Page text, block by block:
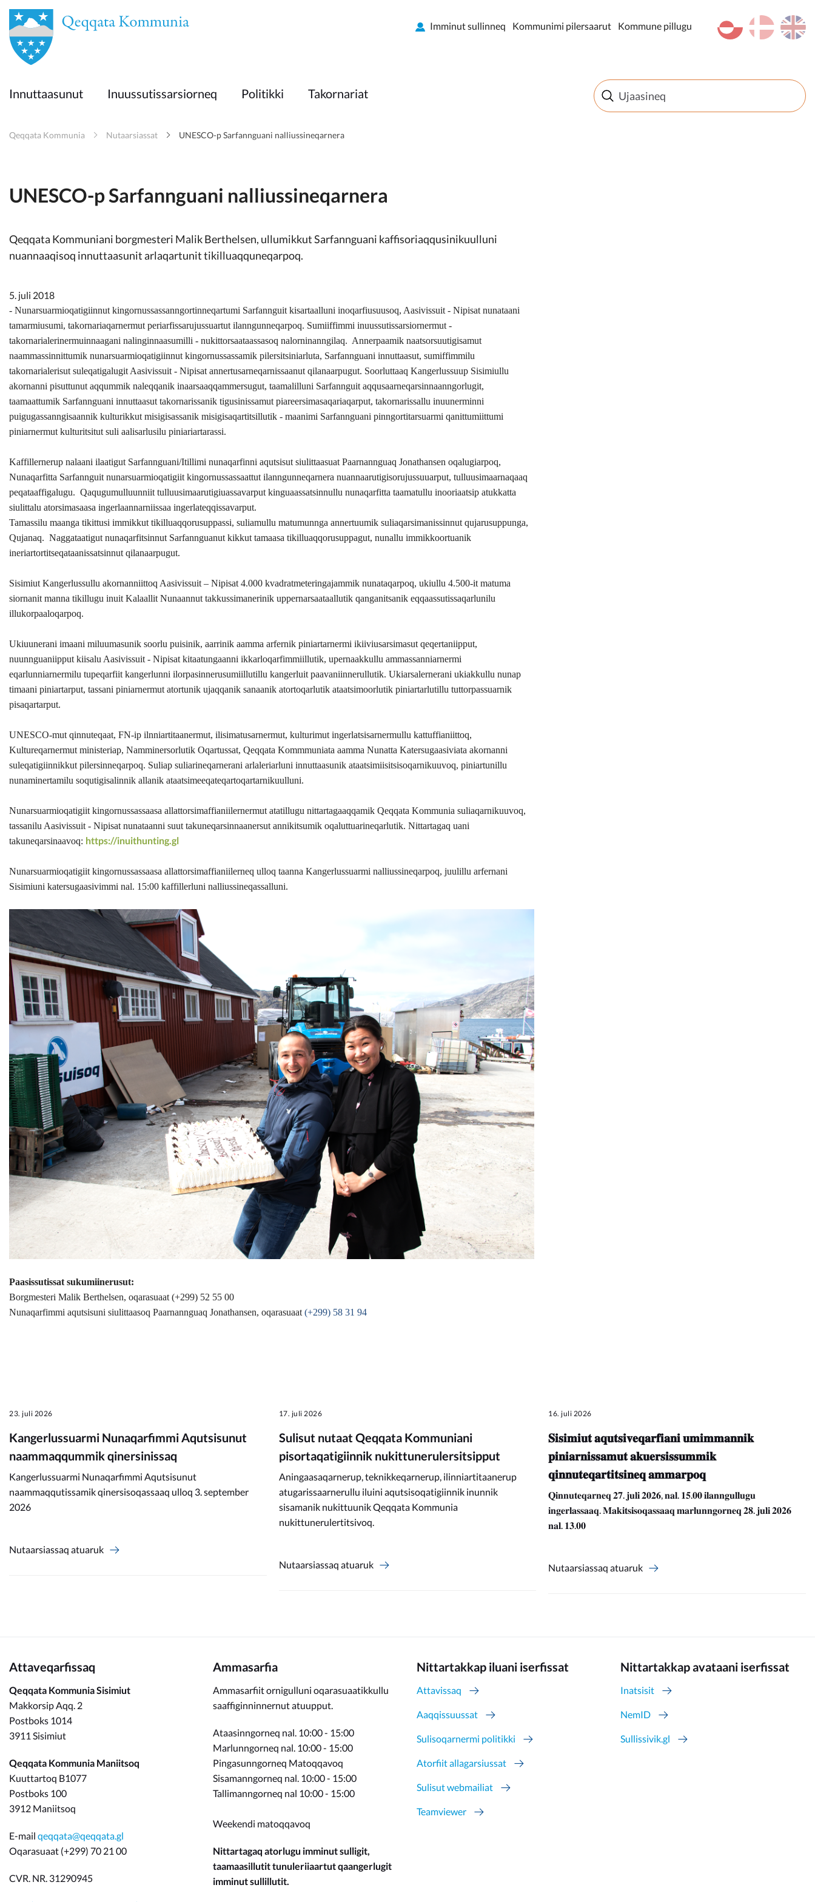
en
Innuttaasunut
Politikki
Imminut sullinneq
Kommune pillugu
en
da
kl-GL
Imminut sullinneq Kommunimi pilersaarut Kommune pillugu
Innuttaasunut Inuussutissarsiorneq Politikki Takornariat
Qeqqata Kommunia Nutaarsiassat UNESCO-p Sarfannguani nalliussineqarnera
UNESCO-p Sarfannguani nalliussineqarnera
Qeqqata Kommuniani borgmesteri Malik Berthelsen, ullumikkut Sarfannguani kaffisoriaqqusinikuulluni
nuannaaqisoq innuttaasunit arlaqartunit tikilluaqquneqarpoq.
5. juli 2018
- Nunarsuarmioqatigiinnut kingornussassanngortinneqartumi Sarfannguit kisartaalluni inoqarfiusuusoq, Aasivissuit - Nipisat nunataani
tamarmiusumi, takornariaqarnermut periarfissarujussuartut ilanngunneqarpoq. Sumiiffimmi inuussutissarsiornermut -
takornarialerinermuinnaagani nalinginnaasumilli - nukittorsaataassasoq nalorninanngilaq. Annerpaamik naatsorsuutigisamut
naammassinnittumik nunarsuarmioqatigiinnut kingornussassamik pilersitsiniarluta, Sarfannguani innuttaasut, sumiffimmilu
takornarialerisut suleqatigalugit Aasivissuit - Nipisat annertusarneqarnissaanut qilanaarpugut. Soorluttaaq Kangerlussuup Sisimiullu
akornanni pisuttunut aqqummik naleqqanik inaarsaaqqammersugut, taamalilluni Sarfannguit aqqusaarneqarsinnaanngorlugit,
taamaattumik Sarfannguani innuttaasut takornarissanik tigusinissamut piareersimasaqariaqarput, takornarissallu inuunerminni
puigugassanngisaannik kulturikkut misigisassanik misigisaqartitsillutik - maanimi Sarfannguani pinngortitarsuarmi qanittumiittumi
piniarnermut kulturitsitut suli aalisarlusilu piniariartarassi.
Kaffillernerup nalaani ilaatigut Sarfannguani/Itillimi nunaqarfinni aqutsisut siulittaasuat Paarnannguaq Jonathansen oqalugiarpoq,
Nunaqarfitta Sarfannguit nunarsuarmioqatigiit kingornussassaattut ilanngunneqarnera nuannaarutigisorujussuuarput, tulluusimaarnaqaaq
peqataaffigalugu. Qaqugumulluunniit tulluusimaarutigiuassavarput kinguaassatsinnullu nunaqarfitta taamatullu inooriaatsip atukkatta
siulittalu atorsimasaasa ingerlaannarniissaa ingerlateqqissavarput.
Tamassilu maanga tikittusi immikkut tikilluaqqorusuppassi, suliamullu matumunnga annertuumik suliaqarsimanissinnut qujarusuppunga,
Qujanaq. Naggataatigut nunaqarfitsinnut Sarfannguanut kikkut tamaasa tikilluaqqorusuppagut, nunallu immikkoortuanik
ineriartortitseqataanissatsinnut qilanaarpugut.
Sisimiut Kangerlussullu akornanniittoq Aasivissuit – Nipisat 4.000 kvadratmeteringajammik nunataqarpoq, ukiullu 4.500-it matuma
siornanit manna tikillugu inuit Kalaallit Nunaannut takkussimanerinik uppernarsaataallutik qanganitsanik eqqaassutissaqarlunilu
illukorpaaloqarpoq.
Ukiuunerani imaani miluumasunik soorlu puisinik, aarrinik aamma arfernik piniartarnermi ikiiviusarsimasut qeqertaniipput,
nuunnguaniipput kiisalu Aasivissuit - Nipisat kitaatungaanni ikkarloqarfimmiillutik, upernaakkullu ammassanniarnermi
eqarlunniarnermilu tupeqarfiit kangerlunni ilorpasinnerusumiillutillu kangerluit paavaniinnerullutik. Ukiarsalernerani ukiakkullu nunap
timaani piniartarput, tassani piniarnermut atortunik ujaqqanik sanaanik atortoqarlutik ataatsimoorlutik piniartarlutillu tuttorpassuarnik
pisaqartarput.
UNESCO-mut qinnuteqaat, FN-ip ilnniartitaanermut, ilisimatusarnermut, kulturimut ingerlatsisarnermullu kattuffianiittoq,
Kultureqarnermut ministeriap, Namminersorlutik Oqartussat, Qeqqata Kommmuniata aamma Nunatta Katersugaasiviata akornanni
suleqatigiinnikkut pilersinneqarpoq. Suliap suliarineqarnerani arlaleriarluni innuttaasunik ataatsimiisitsisoqarnikuuvoq, piniartunillu
nunaminertamilu soqutigisalinnik allanik ataatsimeeqateqartoqartarnikuulluni.
Nunarsuarmioqatigiit kingornussassaasa allattorsimaffianiilernermut atatillugu nittartagaaqqamik Qeqqata Kommunia suliaqarnikuuvoq,
tassanilu Aasivissuit - Nipisat nunataanni suut takuneqarsinnaanersut annikitsumik oqaluttuarineqarlutik. Nittartagaq uani
takuneqarsinaavoq: https://inuithunting.gl
Nunarsuarmioqatigiit kingornussassaasa allattorsimaffianiilerneq ulloq taanna Kangerlussuarmi nalliussineqarpoq, juulillu arfernani
Sisimiuni katersugaasivimmi nal. 15:00 kaffillerluni nalliussineqassalluni.
Paasissutissat sukumiinerusut:
Borgmesteri Malik Berthelsen, oqarasuaat (+299) 52 55 00
Nunaqarfimmi aqutsisuni siulittaasoq Paarnannguaq Jonathansen, oqarasuaat (+299) 58 31 94
23. juli 2026
Kangerlussuarmi Nunaqarfimmi Aqutsisunut
naammaqqummik qinersinissaq
Kangerlussuarmi Nunaqarfimmi Aqutsisunut
naammaqqutissamik qinersisoqassaaq ulloq 3. september
2026
Nutaarsiassaq atuaruk
17. juli 2026
Sulisut nutaat Qeqqata Kommuniani
pisortaqatigiinnik nukittunerulersitsipput
Aningaasaqarnerup, teknikkeqarnerup, ilinniartitaanerup
atugarissaarnerullu iluini aqutsisoqatigiinnik inunnik
sisamanik nukittuunik Qeqqata Kommunia
nukittunerulertitsivoq.
Nutaarsiassaq atuaruk
16. juli 2026
𝐒𝐢𝐬𝐢𝐦𝐢𝐮𝐭 𝐚𝐪𝐮𝐭𝐬𝐢𝐯𝐞𝐪𝐚𝐫𝐟𝐢𝐚𝐧𝐢 𝐮𝐦𝐢𝐦𝐦𝐚𝐧𝐧𝐢𝐤
𝐩𝐢𝐧𝐢𝐚𝐫𝐧𝐢𝐬𝐬𝐚𝐦𝐮𝐭 𝐚𝐤𝐮𝐞𝐫𝐬𝐢𝐬𝐬𝐮𝐦𝐦𝐢𝐤
𝐪𝐢𝐧𝐧𝐮𝐭𝐞𝐪𝐚𝐫𝐭𝐢𝐭𝐬𝐢𝐧𝐞𝐪 𝐚𝐦𝐦𝐚𝐫𝐩𝐨𝐪
𝐐𝐢𝐧𝐧𝐮𝐭𝐞𝐪𝐚𝐫𝐧𝐞𝐪 𝟐𝟕. 𝐣𝐮𝐥𝐢 𝟐𝟎𝟐𝟔, 𝐧𝐚𝐥. 𝟏𝟓.𝟎𝟎 𝐢𝐥𝐚𝐧𝐧𝐠𝐮𝐥𝐥𝐮𝐠𝐮
𝐢𝐧𝐠𝐞𝐫𝐥𝐚𝐬𝐬𝐚𝐚𝐪. 𝐌𝐚𝐤𝐢𝐭𝐬𝐢𝐬𝐨𝐪𝐚𝐬𝐬𝐚𝐚𝐪 𝐦𝐚𝐫𝐥𝐮𝐧𝐧𝐠𝐨𝐫𝐧𝐞𝐪 𝟐𝟖. 𝐣𝐮𝐥𝐢 𝟐𝟎𝟐𝟔
𝐧𝐚𝐥. 𝟏𝟑.𝟎𝟎
Nutaarsiassaq atuaruk
Attaveqarfissaq
Qeqqata Kommunia Sisimiut
Makkorsip Aqq. 2
Postboks 1014
3911 Sisimiut
Qeqqata Kommunia Maniitsoq
Kuuttartoq B1077
Postboks 100
3912 Maniitsoq
E-mail qeqqata@qeqqata.gl
Oqarasuaat (+299) 70 21 00
CVR. NR. 31290945
Ammasarfia
Ammasarfiit ornigulluni oqarasuaatikkullu
saaffiginninnernut atuupput.
Ataasinngorneq nal. 10:00 - 15:00
Marlunngorneq nal. 10:00 - 15:00
Pingasunngorneq Matoqqavoq
Sisamanngorneq nal. 10:00 - 15:00
Tallimanngorneq nal 10:00 - 15:00
Weekendi matoqqavoq
Nittartagaq atorlugu imminut sulligit,
taamaasillutit tunuleriiaartut qaangerlugit
imminut sullillutit.
Nittartakkap iluani iserfissat
Attavissaq
Aaqqissuussat
Sulisoqarnermi politikki
Atorfiit allagarsiussat
Sulisut webmailiat
Teamviewer
Nittartakkap avataani iserfissat
Inatsisit
NemID
Sullissivik.gl